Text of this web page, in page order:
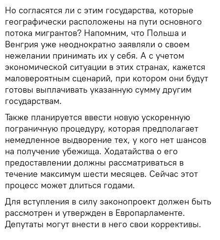
Но согласятся ли с этим государства, которые
географически расположены на пути основного
потока мигрантов? Напомним, что Польша и
Венгрия уже неоднократно заявляли о своем
нежелании принимать их у себя. А с учетом
экономической ситуации в этих странах, кажется
маловероятным сценарий, при котором они будут
готовы выплачивать указанную сумму другим
государствам.
Также планируется ввести новую ускоренную
пограничную процедуру, которая предполагает
немедленное выдворение тех, у кого нет шансов
на получение убежища. Ходатайства о его
предоставлении должны рассматриваться в
течение максимум шести месяцев. Сейчас этот
процесс может длиться годами.
Для вступления в силу законопроект должен быть
рассмотрен и утвержден в Европарламенте.
Депутаты могут внести в него свои коррективы.